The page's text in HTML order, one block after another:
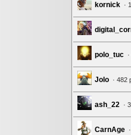
kornick ·
polo_tuc
Jolo · 482
ash_22 ·
CarnAge